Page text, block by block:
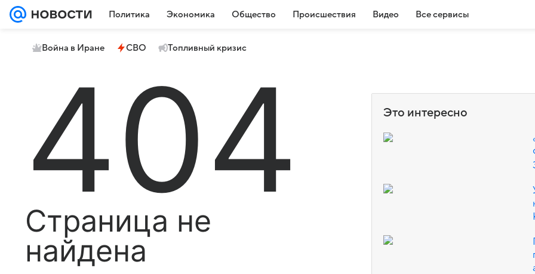
Политика Экономика Общество Происшествия Видео Все сервисы
Война в Иране СВО Топливный кризис
Это интересно
404
Страница не
найдена